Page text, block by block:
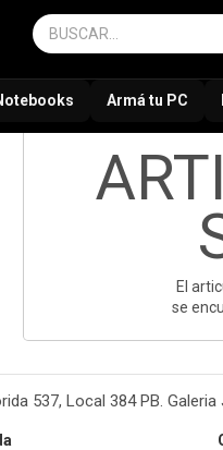
Armá tu PC
El
se
537, Local 384 PB.